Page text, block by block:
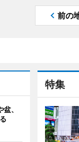
前の
特集
、